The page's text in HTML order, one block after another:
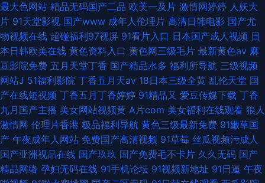
最大色网站 精品无码国产二品 欧美一及片 激情网婷婷 人妖大
片 91天堂影视 国产www 成年人伦理片 高清日韩电影 国产尤
物视频在线 超碰福利97视屏 91看片入口 日本国产成人视频 日
本日韩欧美在线 黄色资料入口 黄色网三级毛片 最新黄色av 麻
豆影院免费 五月天堂丁香 国产精品水多 福利所导航 三级视频
网站J 51福利影院 丁香五月天av 18日本三级全黄 乱伦天堂 国
产在线短视频 丁香五月丁香婷婷 91精品又 爱豆传媒下载 丁香
九月国产主播 美女网站视频黄 A片com 美女福利在线观看 狼人
激情网 伦理片香港 极品福利导航 黄色三级最新免费 91嫩草国
产 午夜成年人网站 免费国产高清视频 91草莓 丝瓜视频污成人
国产亚洲视品在线 国产玖玖 国产免费毛不卡片 久久无码 国产
精品网络 孕妇无码在线 91手机论坛 91视频新地址 91日逼 午夜